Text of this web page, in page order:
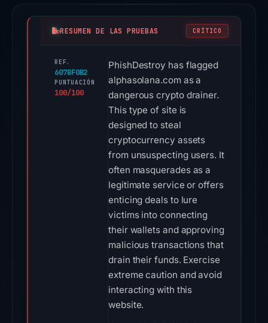
RESUMEN DE LAS PRUEBAS CRÍTICO
REF.
607BF0B2
PUNTUACIÓN
100/100
PhishDestroy has flagged
alphasolana.com as a
dangerous crypto drainer.
This type of site is
designed to steal
cryptocurrency assets
from unsuspecting users. It
often masquerades as a
legitimate service or offers
enticing deals to lure
victims into connecting
their wallets and approving
malicious transactions that
drain their funds. Exercise
extreme caution and avoid
interacting with this
website.